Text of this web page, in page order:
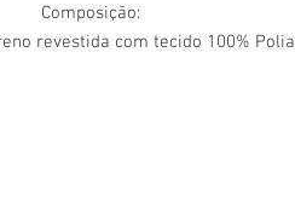
Composição:
revestida com tecido 100%